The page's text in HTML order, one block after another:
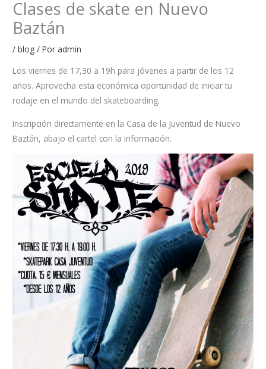
Clases de skate en Nuevo
Baztán
/blog / Por admin
Los viernes de 17,30 a 19h para jóvenes a partir de los 12
años. Aprovecha esta económica oportunidad de iniciar tu
rodaje en el mundo del skateboarding.
Inscripción directamente en la Casa de la Juventud de Nuevo
Baztán, abajo el cartel con la información.